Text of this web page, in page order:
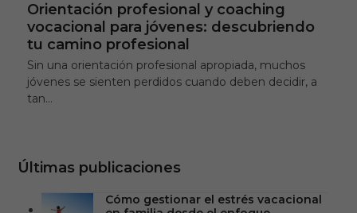
Orientación profesional y coaching
vocacional para jóvenes: descubriendo
tu camino profesional
Sin una orientación profesional apropiada, muchos
jóvenes se sienten perdidos cuando deben decidir, a
tan…
Últimas publicaciones
Cómo gestionar el estrés vacacional